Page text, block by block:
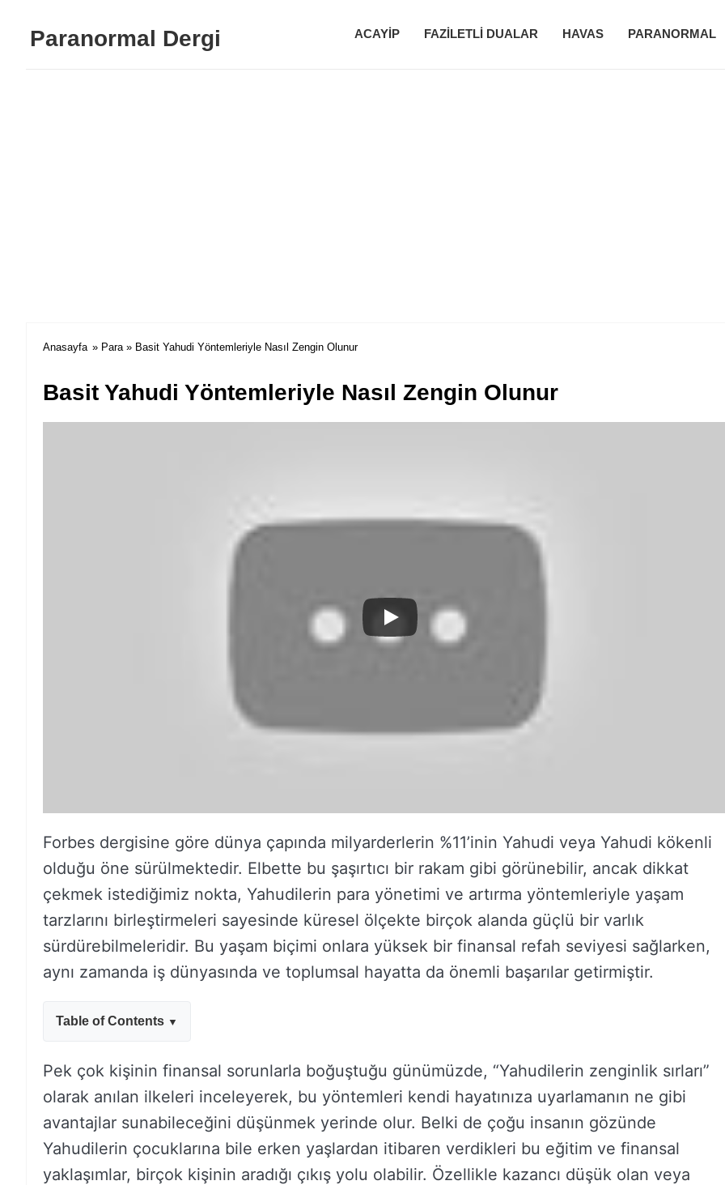
Paranormal Dergi ACAYIP FAZILETLI DUALAR HAVAS PARANORMAL
Anasayfa » Para» Basit Yahudi Yöntemleriyle Nasıl Zengin Olunur
Basit Yahudi Yöntemleriyle Nasıl Zengin Olunur
Forbes dergisine göre dünya çapında milyarderlerin %11’inin Yahudi veya Yahudi kökenli
olduğu öne sürülmektedir. Elbette bu şaşırtıcı bir rakam gibi görünebilir, ancak dikkat
çekmek istediğimiz nokta, Yahudilerin para yönetimi ve artırma yöntemleriyle yaşam
tarzlarını birleştirmeleri sayesinde küresel ölçekte birçok alanda güçlü bir varlık
sürdürebilmeleridir. Bu yaşam biçimi onlara yüksek bir finansal refah seviyesi sağlarken,
aynı zamanda iş dünyasında ve toplumsal hayatta da önemli başarılar getirmiştir.
Table of Contents
Pek çok kişinin finansal sorunlarla boğuştuğu günümüzde, “Yahudilerin zenginlik sırları”
olarak anılan ilkeleri inceleyerek, bu yöntemleri kendi hayatınıza uyarlamanın ne gibi
avantajlar sunabileceğini düşünmek yerinde olur. Belki de çoğu insanın gözünde
Yahudilerin çocuklarına bile erken yaşlardan itibaren verdikleri bu eğitim ve finansal
yaklaşımlar, birçok kişinin aradığı çıkış yolu olabilir. Özellikle kazancı düşük olan veya